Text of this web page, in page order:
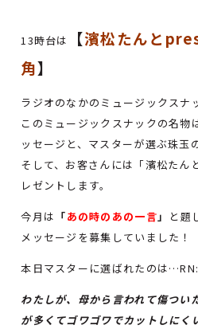
13時台は 【濱松たんと
角】
ラジオのなかのミュージックスナ
このミュージックスナックの名物
ッセージと、マスターが選ぶ珠玉
そして、お客さんには「濱松たん
レゼントします。
今月は 「あの時のあの一言」
と題
メッセージを募集していました！
本日マスターに選ばれたのは
わたしが、母から言われて傷つい
が多くてゴワゴワでカットしにく